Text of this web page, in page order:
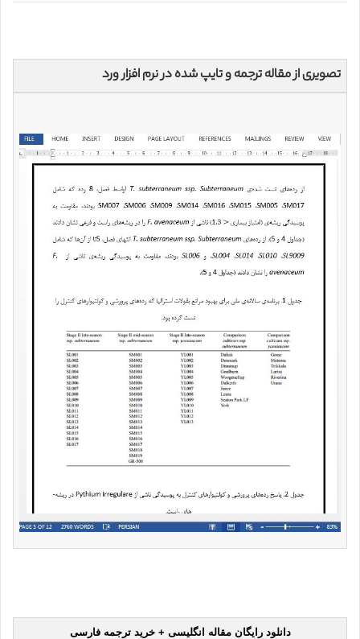
تصویری از مقاله ترجمه و تایپ شده در نرم افزار ورد
دانلود رایگان مقاله انگلیسی + خرید ترجمه فارسی